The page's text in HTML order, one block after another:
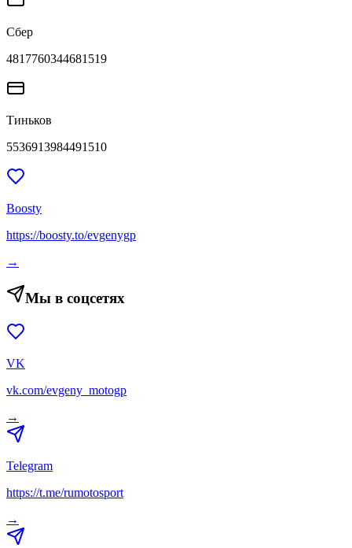
Сбер
4817760344681519
Тиньков
5536913984491510
Boosty
https://boosty.to/evgenygp
→
Мы в соцсетях
VK
vk.com/evgeny_motogp
→
Telegram
https://t.me/rumotosport
→